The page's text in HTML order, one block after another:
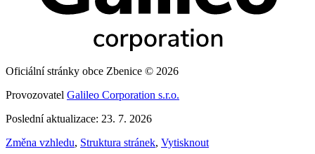
Oficiální stránky obce Zbenice © 2026
Provozovatel Galileo Corporation s.r.o.
Poslední aktualizace: 23. 7. 2026
Změna vzhledu, Struktura stránek, Vytisknout